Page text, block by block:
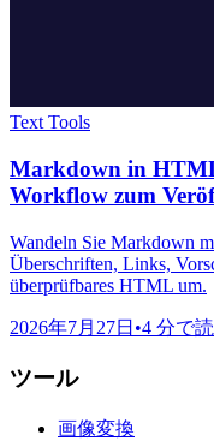
Text Tools
Markdown in
Workflow zum
Wandeln Sie Markdown
Überschriften, Links,
überprüfbares HTML um.
2026年7月27日 •4 分で
ツール
画像変換